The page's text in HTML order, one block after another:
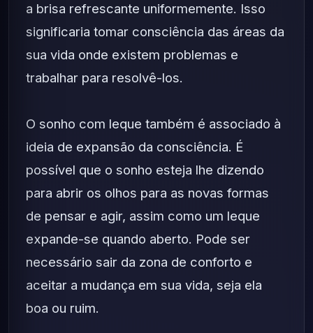
a brisa refrescante uniformemente. Isso
significaria tomar consciência das áreas da
sua vida onde existem problemas e
trabalhar para resolvê-los.
O sonho com leque também é associado à
ideia de expansão da consciência. É
possível que o sonho esteja lhe dizendo
para abrir os olhos para as novas formas
de pensar e agir, assim como um leque
expande-se quando aberto. Pode ser
necessário sair da zona de conforto e
aceitar a mudança em sua vida, seja ela
boa ou ruim.